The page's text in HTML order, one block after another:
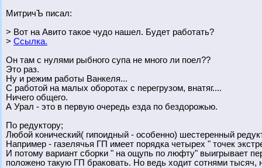
МитричЪ писал:
> Вот на Авито такое чудо нашел. Будет работать?
> Ссылка.
Он там с нулями рыбного супа не много ли поел??
Это раз.
Ну и режим работы Ванкеля...
С работой на малых оборотах с перегрузом, внатяг....
Ничего общего.
А Урал - это в первую очередь езда по бездорожью.
По редуктору;
Любой конический( гипоидный - особенно) шестеренный
Например - газелячья ГП имеет порядка четырех " точек
И потому вариант сборки " на ощупь по люфту" выигрывает
положено такую ГП браковать. Но ведь ходит сотнями тысяч,